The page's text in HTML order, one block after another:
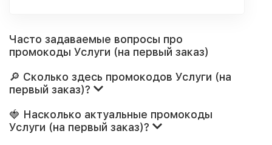
Часто задаваемые вопросы про
промокоды Услуги (на первый заказ)
🔎 Сколько здесь промокодов Услуги (на
первый заказ)?
🍓 Насколько актуальные промокоды
Услуги (на первый заказ)?